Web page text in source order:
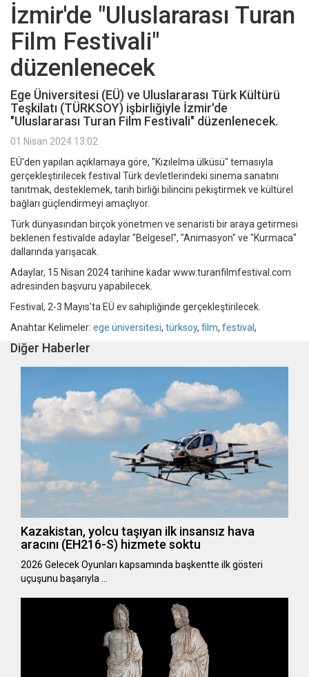
İzmir'de "Uluslararası Turan
Film Festivali"
düzenlenecek
Ege Üniversitesi (EÜ) ve Uluslararası Türk Kültürü
Teşkilatı (TÜRKSOY) işbirliğiyle İzmir'de
"Uluslararası Turan Film Festivali" düzenlenecek.
01 Nisan 2024 13:02
EÜ'den yapılan açıklamaya göre, "Kızılelma ülküsü" temasıyla
gerçekleştirilecek festival Türk devletlerindeki sinema sanatını
tanıtmak, desteklemek, tarih birliği bilincini pekiştirmek ve kültürel
bağları güçlendirmeyi amaçlıyor.
Türk dünyasından birçok yönetmen ve senaristi bir araya getirmesi
beklenen festivalde adaylar "Belgesel", "Animasyon" ve "Kurmaca"
dallarında yarışacak.
Adaylar, 15 Nisan 2024 tarihine kadar www.turanfilmfestival.com
adresinden başvuru yapabilecek.
Festival, 2-3 Mayıs'ta EÜ ev sahipliğinde gerçekleştirilecek.
Anahtar Kelimeler: ege üniversitesi, türksoy, film, festival ,
Diğer Haberler
Kazakistan, yolcu taşıyan ilk insansız hava
aracını (EH216-S) hizmete soktu
2026 Gelecek Oyunları kapsamında başkentte ilk gösteri
uçuşunu başarıyla …